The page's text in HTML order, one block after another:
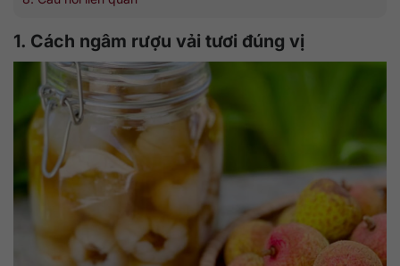
1. Cách ngâm rượu vải tươi đúng vị